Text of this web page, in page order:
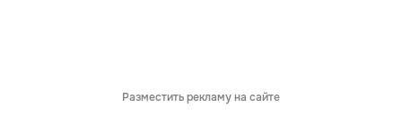
Разместить рекламу на сайте